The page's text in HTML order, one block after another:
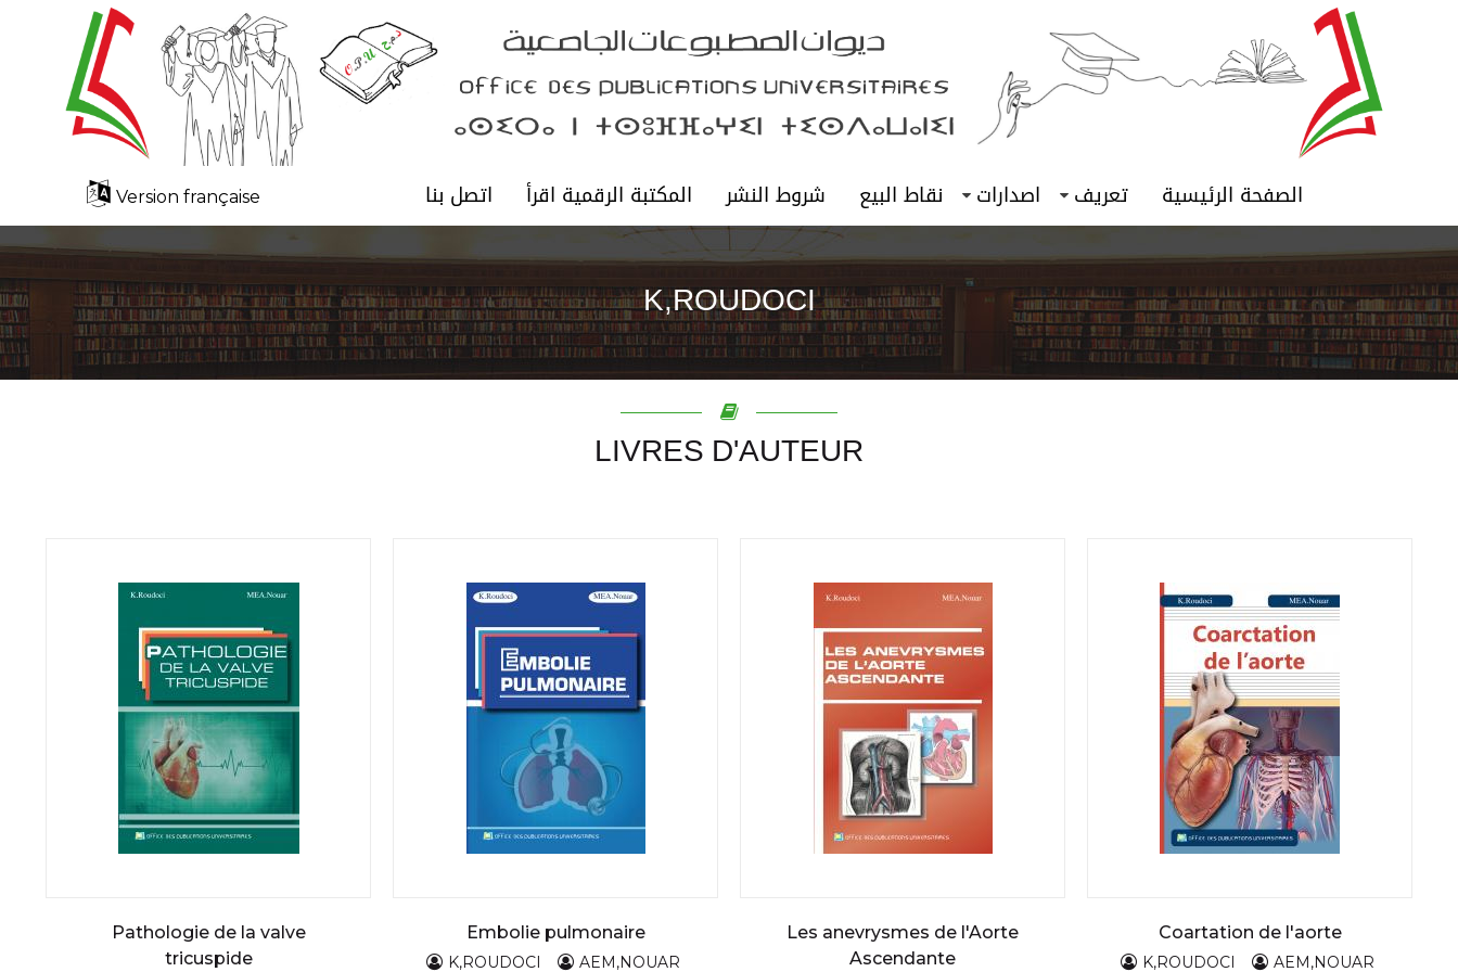
الصفحة الرئيسية تعريف اصدارات نقاط البيع شروط النشر المكتبة الرقمية اقرأ اتصل بنا Version française
K,ROUDOCI
LIVRES D'AUTEUR
Coartation de l'aorte
K,ROUDOCI AEM,NOUAR
Les anevrysmes de l'Aorte
Ascendante
Embolie pulmonaire
K,ROUDOCI AEM,NOUAR
Pathologie de la valve
tricuspide